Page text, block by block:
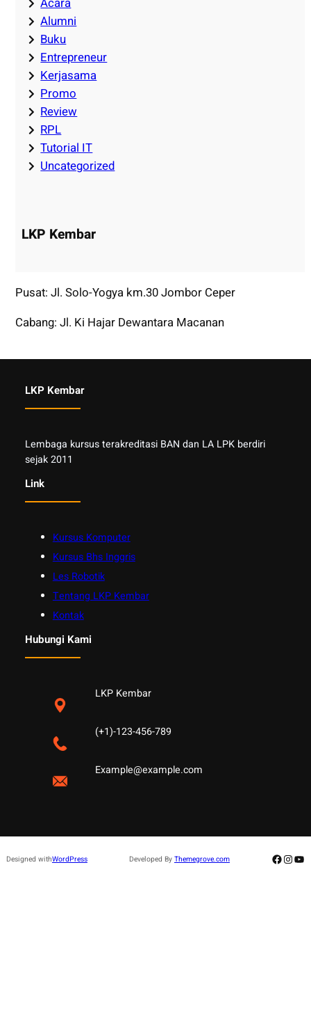
Alumni
Buku
Entrepreneur
Kerjasama
Promo
Review
RPL
Tutorial IT
Uncategorized
LKP Kembar
Pusat: Jl. Solo-Yogya km.30 Jombor Ceper
Cabang: Jl. Ki Hajar Dewantara Macanan
LKP Kembar
Lembaga kursus terakreditasi BAN dan LA LPK berdiri
sejak 2011
Link
Kursus Komputer
Kursus Bhs Inggris
Les Robotik
Tentang LKP Kembar
Kontak
Hubungi Kami
LKP Kembar
(+1)-123-456-789
Example@example.com
Designed withWordPress Developed By Themegrove.com